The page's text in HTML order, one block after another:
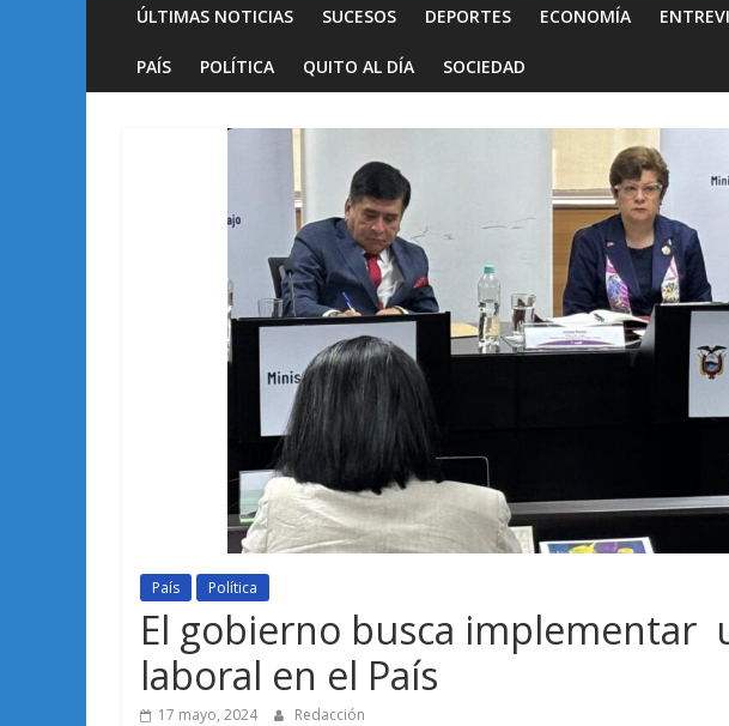
ÚLTIMAS NOTICIAS SUCESOS DEPORTES ECONOMÍA
PAÍS POLÍTICA QUITO AL DÍA SOCIEDAD
País Política
El gobierno busca implementar
laboral en el País
17 mayo, 2024 Redacción